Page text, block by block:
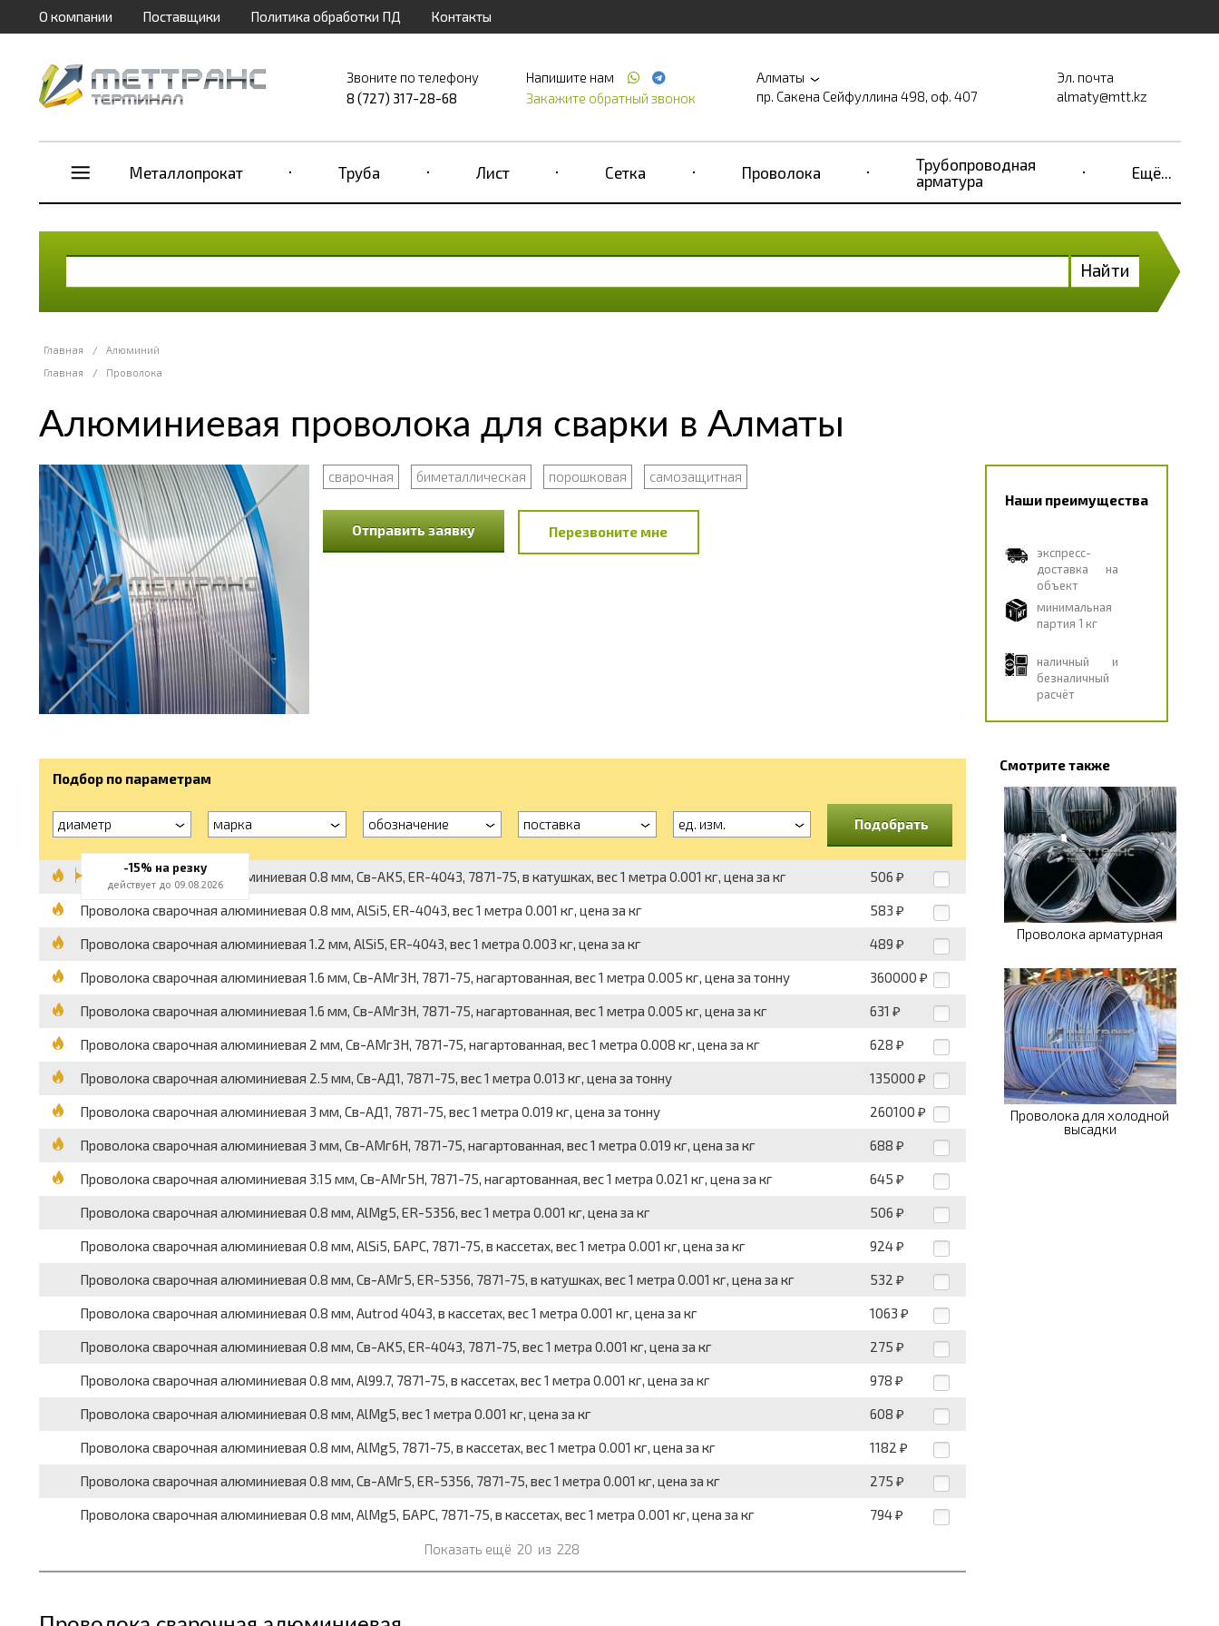
О компании Поставщики Политика обработки ПД Контакты
Звоните по телефону
8 (727) 317-28-68
Напишите нам
Закажите обратный звонок
Алматы
пр. Сакена Сейфуллина 498, оф. 407
Эл. почта
almaty@mtt.kz
Металлопрокат Труба Лист Сетка Проволока
Трубопроводная
арматура
Ещё...
Найти
Главная /
Алюминий
Главная
/ Проволока
Алюминиевая проволока для сварки в Алматы
сварочная биметаллическая порошковая самозащитная
Отправить заявку Перезвоните мне
Наши преимущества
экспресс-
доставка на
объект
минимальная
партия 1 кг
наличный и
безналичный
расчёт
Подбор по параметрам
диаметр марка обозначение поставка ед. изм. Подобрать
Проволока сварочная алюминиевая 0.8 мм, Св-АК5, ER-4043, 7871-75, в катушках, вес 1 метра 0.001 кг, цена за кг 506 ₽
Проволока сварочная алюминиевая 0.8 мм, AlSi5, ER-4043, вес 1 метра 0.001 кг, цена за кг 583 ₽
Проволока сварочная алюминиевая 1.2 мм, AlSi5, ER-4043, вес 1 метра 0.003 кг, цена за кг 489 ₽
Проволока сварочная алюминиевая 1.6 мм, Св-АМг3Н, 7871-75, нагартованная, вес 1 метра 0.005 кг, цена за тонну 360000 ₽
Проволока сварочная алюминиевая 1.6 мм, Св-АМг3Н, 7871-75, нагартованная, вес 1 метра 0.005 кг, цена за кг 631 ₽
Проволока сварочная алюминиевая 2 мм, Св-АМг3Н, 7871-75, нагартованная, вес 1 метра 0.008 кг, цена за кг 628 ₽
Проволока сварочная алюминиевая 2.5 мм, Св-АД1, 7871-75, вес 1 метра 0.013 кг, цена за тонну 135000 ₽
Проволока сварочная алюминиевая 3 мм, Св-АД1, 7871-75, вес 1 метра 0.019 кг, цена за тонну 260100 ₽
Проволока сварочная алюминиевая 3 мм, Св-АМг6Н, 7871-75, нагартованная, вес 1 метра 0.019 кг, цена за кг 688 ₽
Проволока сварочная алюминиевая 3.15 мм, Св-АМг5Н, 7871-75, нагартованная, вес 1 метра 0.021 кг, цена за кг 645 ₽
Проволока сварочная алюминиевая 0.8 мм, AlMg5, ER-5356, вес 1 метра 0.001 кг, цена за кг 506 ₽
Проволока сварочная алюминиевая 0.8 мм, AlSi5, БАРС, 7871-75, в кассетах, вес 1 метра 0.001 кг, цена за кг 924 ₽
Проволока сварочная алюминиевая 0.8 мм, Св-АМг5, ER-5356, 7871-75, в катушках, вес 1 метра 0.001 кг, цена за кг 532 ₽
Проволока сварочная алюминиевая 0.8 мм, Autrod 4043, в кассетах, вес 1 метра 0.001 кг, цена за кг 1063 ₽
Проволока сварочная алюминиевая 0.8 мм, Св-АК5, ER-4043, 7871-75, вес 1 метра 0.001 кг, цена за кг 275 ₽
Проволока сварочная алюминиевая 0.8 мм, Al99.7, 7871-75, в кассетах, вес 1 метра 0.001 кг, цена за кг 978 ₽
Проволока сварочная алюминиевая 0.8 мм, AlMg5, вес 1 метра 0.001 кг, цена за кг 608 ₽
Проволока сварочная алюминиевая 0.8 мм, AlMg5, 7871-75, в кассетах, вес 1 метра 0.001 кг, цена за кг 1182 ₽
Проволока сварочная алюминиевая 0.8 мм, Св-АМг5, ER-5356, 7871-75, вес 1 метра 0.001 кг, цена за кг 275 ₽
Проволока сварочная алюминиевая 0.8 мм, AlMg5, БАРС, 7871-75, в кассетах, вес 1 метра 0.001 кг, цена за кг 794 ₽
Показать ещё 20 из 228
Смотрите также
Проволока арматурная
Проволока для холодной
высадки
-15% на резку
действует до 09.08.2026